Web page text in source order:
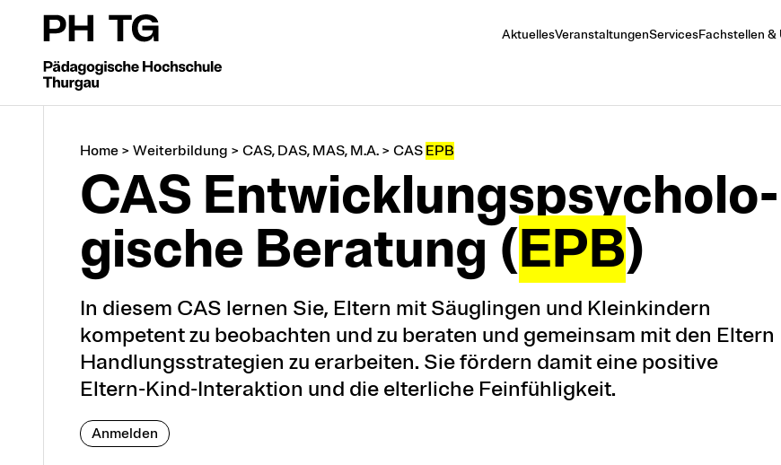
AktuellesVeranstaltungenServicesFachstellen
Home > Weiterbildung > CAS, DAS, MAS, M.A. > CAS EPB
CAS Entwicklungs­psycholo­
gische Be­ratung (EPB)
In diesem CAS lernen Sie, Eltern mit Säuglingen und Kleinkindern
kompetent zu beobachten und zu beraten und gemeinsam mit den Eltern
Handlungsstrategien zu erarbeiten. Sie fördern damit eine positive
Eltern-Kind-Interaktion und die elterliche Feinfühligkeit.
Anmelden